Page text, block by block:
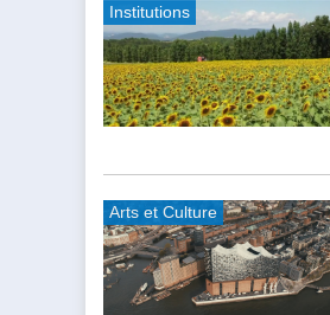
Institutions
Arts et Culture